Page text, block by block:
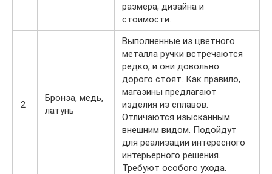
размера, дизайна и
стоимости.
2
Бронза, медь,
латунь
Выполненные из цветного
металла ручки встречаются
редко, и они довольно
дорого стоят. Как правило,
магазины предлагают
изделия из сплавов.
Отличаются изысканным
внешним видом. Подойдут
для реализации интересного
интерьерного решения.
Требуют особого ухода.